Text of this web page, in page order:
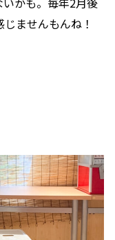
ませんもんね！